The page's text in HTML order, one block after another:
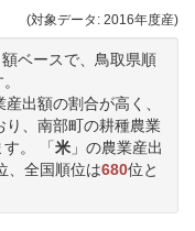
(対象データ: 2016年度産)
ベースで、鳥取県順
出額の割合が高く、
り、南部町の耕種農業
。 「米 」の農業産出
、全国順位は680位と